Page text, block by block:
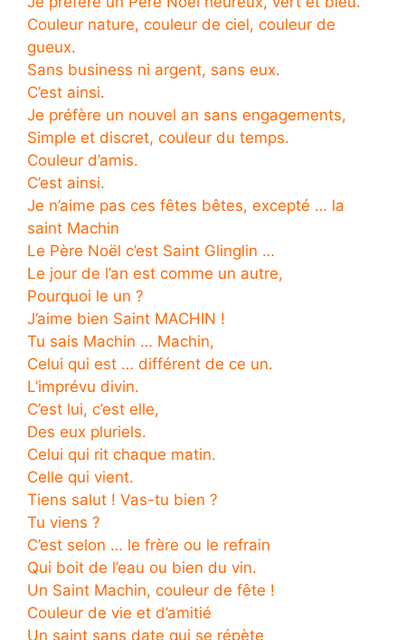
Couleur nature, couleur de ciel, couleur de
gueux.
Sans business ni argent, sans eux.
C’est ainsi.
Je préfère un nouvel an sans engagements,
Simple et discret, couleur du temps.
Couleur d’amis.
C’est ainsi.
Je n’aime pas ces fêtes bêtes, excepté … la
saint Machin
Le Père Noël c’est Saint Glinglin …
Le jour de l’an est comme un autre,
Pourquoi le un ?
J’aime bien Saint MACHIN !
Tu sais Machin … Machin,
Celui qui est … différent de ce un.
L’imprévu divin.
C’est lui, c’est elle,
Des eux pluriels.
Celui qui rit chaque matin.
Celle qui vient.
Tiens salut ! Vas-tu bien ?
Tu viens ?
C’est selon … le frère ou le refrain
Qui boit de l’eau ou bien du vin.
Un Saint Machin, couleur de fête !
Couleur de vie et d’amitié
Un saint sans date qui se répète